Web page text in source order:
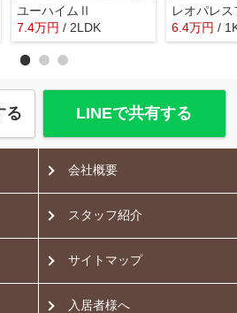
ユーハイムⅡ
7.4万円 / 2LDK 6.4万円 /
る LINEで共有する
会社概要
スタッフ紹介
サイトマップ
入居者様へ